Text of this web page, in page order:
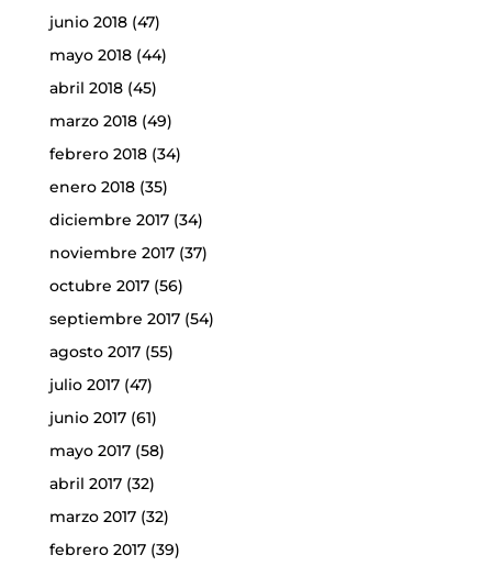
junio 2018(47)
mayo 2018(44)
abril 2018(45)
marzo 2018(49)
febrero 2018(34)
enero 2018(35)
diciembre 2017(34)
noviembre 2017(37)
octubre 2017(56)
septiembre 2017(54)
agosto 2017(55)
julio 2017(47)
junio 2017(61)
mayo 2017(58)
abril 2017(32)
marzo 2017(32)
febrero 2017(39)